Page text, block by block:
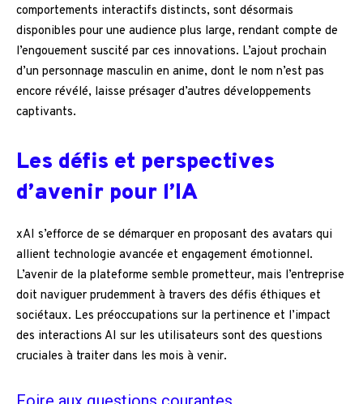
comportements interactifs distincts, sont désormais
disponibles pour une audience plus large, rendant compte de
l’engouement suscité par ces innovations. L’ajout prochain
d’un personnage masculin en anime, dont le nom n’est pas
encore révélé, laisse présager d’autres développements
captivants.
Les défis et perspectives
d’avenir pour l’IA
xAI s’efforce de se démarquer en proposant des avatars qui
allient technologie avancée et engagement émotionnel.
L’avenir de la plateforme semble prometteur, mais l’entreprise
doit naviguer prudemment à travers des défis éthiques et
sociétaux. Les préoccupations sur la pertinence et l’impact
des interactions AI sur les utilisateurs sont des questions
cruciales à traiter dans les mois à venir.